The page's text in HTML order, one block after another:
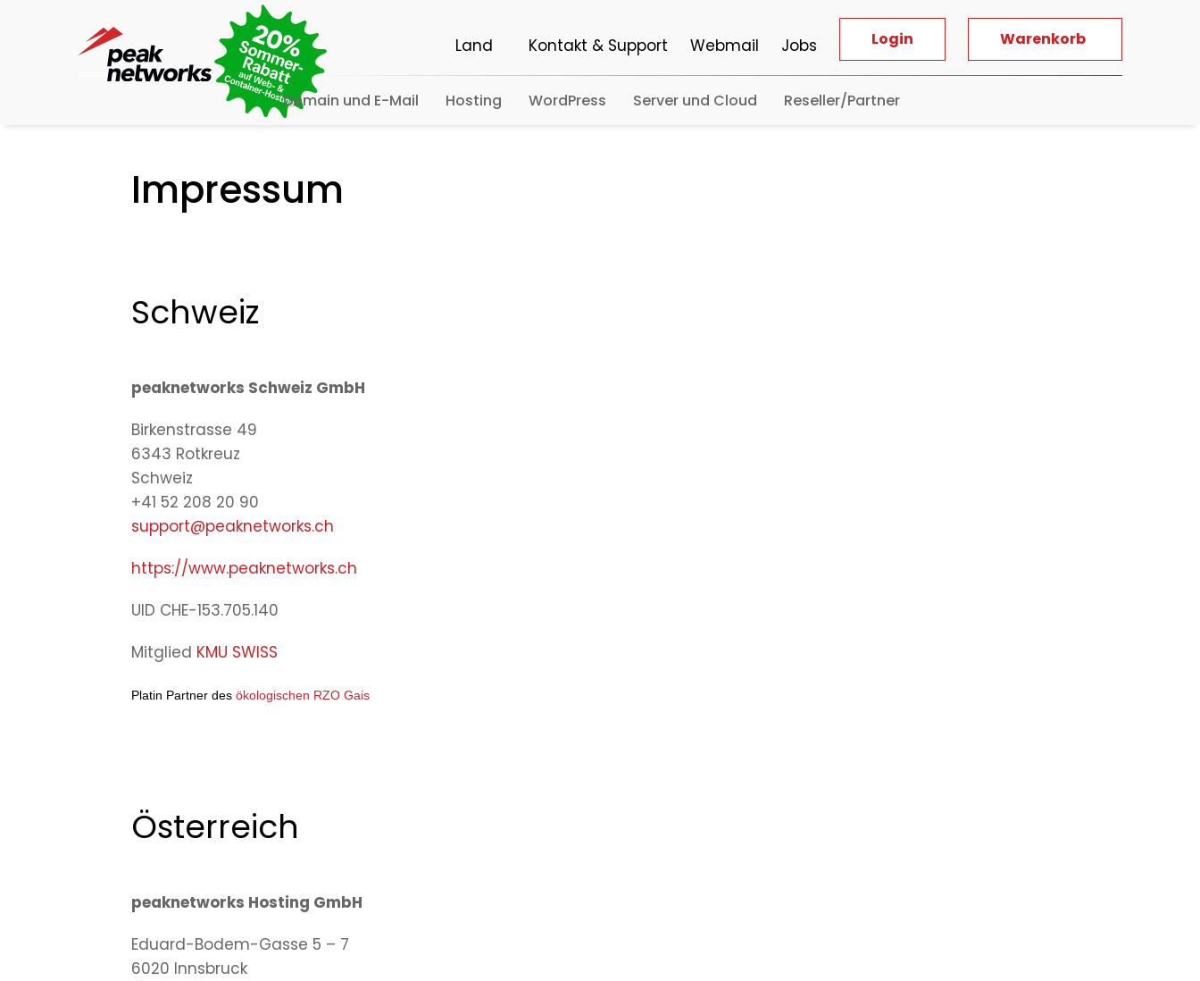
Land Kontakt & Support Webmail Jobs Login Warenkorb
Domain und E-Mail Hosting WordPress Server und Cloud Reseller/Partner
Impressum
Schweiz
peaknetworks Schweiz GmbH
Birkenstrasse 49
6343 Rotkreuz
Schweiz
+41 52 208 20 90
support@peaknetworks.ch
https://www.peaknetworks.ch
UID CHE-153.705.140
Mitglied KMU SWISS
Platin Partner des ökologischen RZO Gais
Österreich
peaknetworks Hosting GmbH
Eduard-Bodem-Gasse 5 – 7
6020 Innsbruck